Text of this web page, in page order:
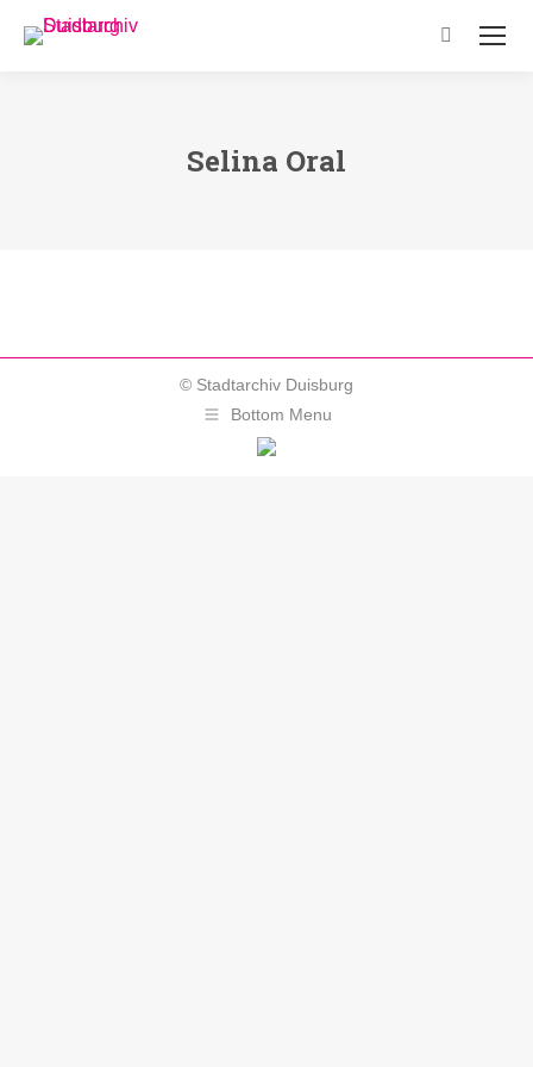
Search:
Selina Oral
© Stadtarchiv Duisburg
Bottom Menu